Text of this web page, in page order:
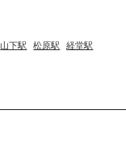
山下駅 松原駅 経堂駅